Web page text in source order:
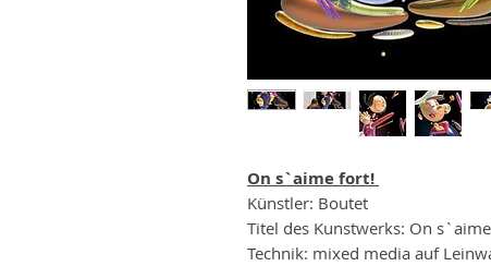
On s`aime fort!
Künstler: Boutet
Titel des Kunstwerks: On
Technik: mixed media auf